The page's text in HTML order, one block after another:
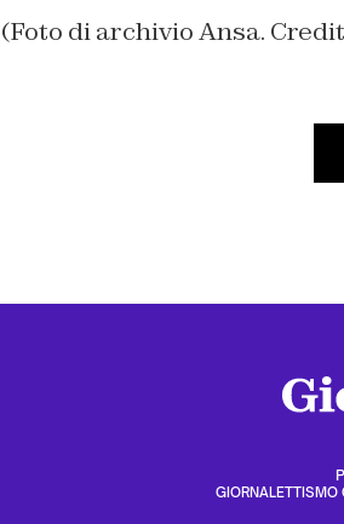
(Foto di archivio Ansa.
GIORNALETTISMO